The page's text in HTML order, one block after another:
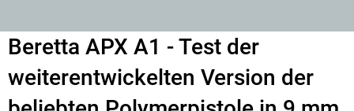
Beretta APX A1 - Test der
weiterentwickelten Version der